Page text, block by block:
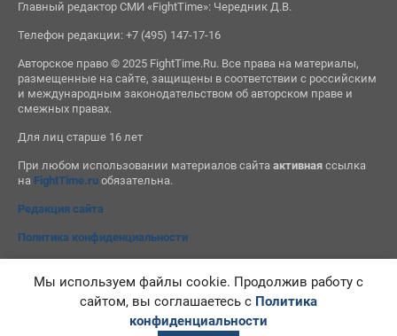
Главный редактор СМИ «FightTime»: Чередник Д.В.
Телефон редакции: +7 (495) 147-17-16
Авторское право © 2025 FightTime.Ru. Все права на материалы,
размещенные на сайте, защищены в соответствии с российским
и международным законодательством об авторском праве и
смежных правах.
Для лиц старше 16 лет
При любом использовании материалов сайта активнаяссылка
на FightTime.ruобязательна.
Редакция сайта
Политика конфиденциальности
Мы используем файлы cookie. Продолжив работу с
сайтом, вы соглашаетесь с Политика
конфиденциальности